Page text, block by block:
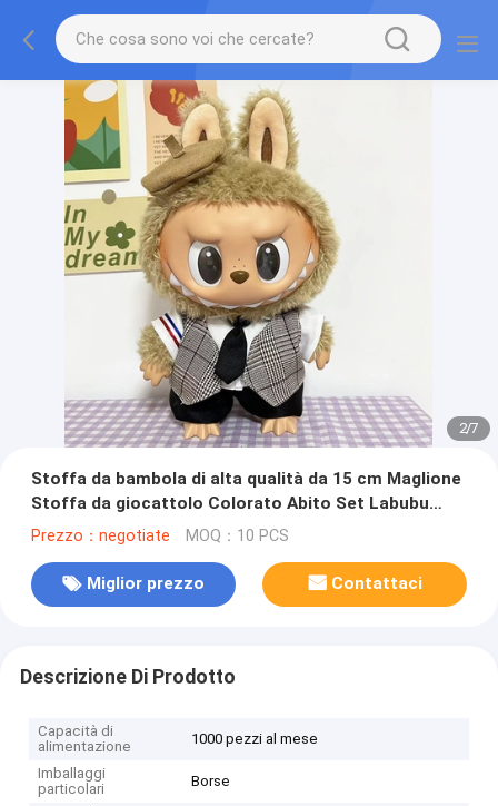
2/7
Stoffa da bambola di alta qualità da 15 cm Maglione
Stoffa da giocattolo Colorato Abito Set Labubu
Abito da cartone animato
Prezzo：negotiate MOQ：10 PCS
Miglior prezzo Contattaci
Descrizione Di Prodotto
Capacità di
alimentazione
1000 pezzi al mese
Imballaggi
particolari
Borse